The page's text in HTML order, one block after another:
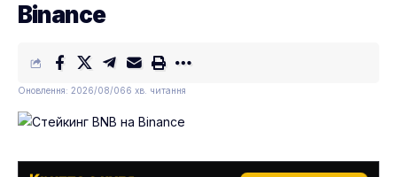
Binance
Оновлення: 2026/08/066 хв. читання